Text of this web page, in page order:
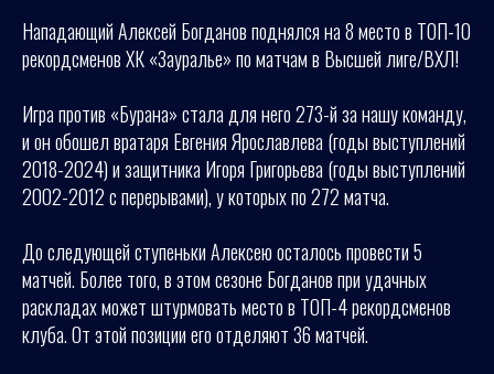
Нападающий Алексей Богданов поднялся на 8 место в ТОП-10
рекордсменов ХК «Зауралье» по матчам в Высшей лиге/ВХЛ!
Игра против «Бурана» стала для него 273-й за нашу команду,
и он обошел вратаря Евгения Ярославлева (годы выступлений
2018-2024) и защитника Игоря Григорьева (годы выступлений
2002-2012 с перерывами), у которых по 272 матча.
До следующей ступеньки Алексею осталось провести 5
матчей. Более того, в этом сезоне Богданов при удачных
раскладах может штурмовать место в ТОП-4 рекордсменов
клуба. От этой позиции его отделяют 36 матчей.